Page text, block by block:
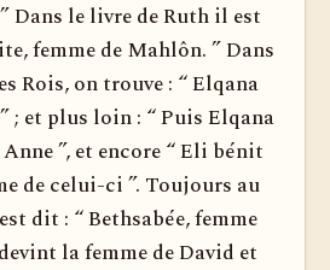
Dans le livre de Ruth il est
femme de Mahlôn. ” Dans
Rois, on trouve : “ Elqana
; et plus loin : “ Puis Elqana
”, et encore “ Eli bénit
de celui-ci ”. Toujours au
dit : “ Bethsabée, femme
la femme de David et